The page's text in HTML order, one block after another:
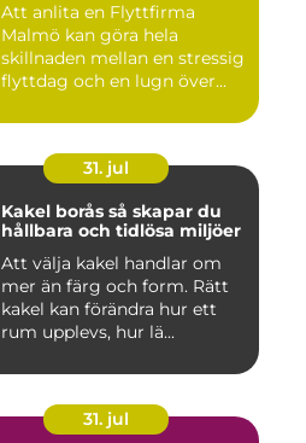
Att anlita en Flyttfirma
Malmö kan göra hela
skillnaden mellan en stressig
flyttdag och en lugn över...
31. jul
Kakel borås så skapar du
hållbara och tidlösa miljöer
Att välja kakel handlar om
mer än färg och form. Rätt
kakel kan förändra hur ett
rum upplevs, hur lä...
31. jul